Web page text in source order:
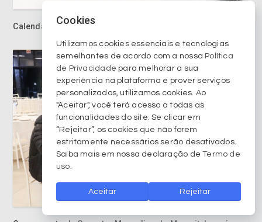
Calendário eleitoral entra na fase decisiva
Cookies
Utilizamos cookies essenciais e tecnologias
semelhantes de acordo com a nossa Política
de Privacidade para melhorar a sua
experiência na plataforma e prover serviços
personalizados, utilizamos cookies. Ao
"Aceitar", você terá acesso a todas as
funcionalidades do site. Se clicar em
“Rejeitar”, os cookies que não forem
estritamente necessários serão desativados.
Saiba mais em nossa declaração deTermo de
uso.
Aceitar Rejeitar